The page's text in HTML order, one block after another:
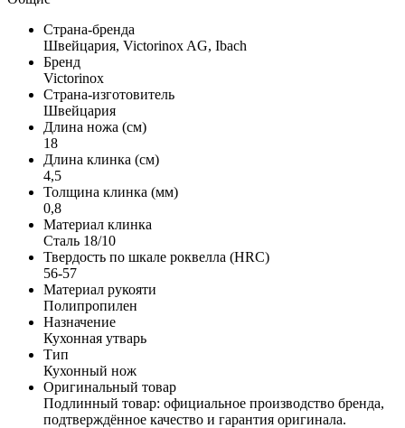
Страна-бренда
Швейцария, Victorinox AG, Ibach
Бренд
Victorinox
Страна-изготовитель
Швейцария
Длина ножа (см)
18
Длина клинка (см)
4,5
Толщина клинка (мм)
0,8
Материал клинка
Сталь 18/10
Твердость по шкале роквелла (HRC)
56-57
Материал рукояти
Полипропилен
Назначение
Кухонная утварь
Тип
Кухонный нож
Оригинальный товар
Подлинный товар: официальное производство бренда,
подтверждённое качество и гарантия оригинала.